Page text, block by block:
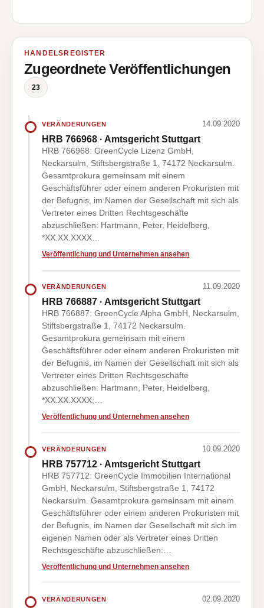
HANDELSREGISTER
Zugeordnete Veröffentlichungen
23
VERÄNDERUNGEN 14.09.2020
HRB 766968 · Amtsgericht Stuttgart
HRB 766968: GreenCycle Lizenz GmbH,
Neckarsulm, Stiftsbergstraße 1, 74172 Neckarsulm.
Gesamtprokura gemeinsam mit einem
Geschäftsführer oder einem anderen Prokuristen mit
der Befugnis, im Namen der Gesellschaft mit sich als
Vertreter eines Dritten Rechtsgeschäfte
abzuschließen: Hartmann, Peter, Heidelberg,
*XX.XX.XXXX…
Veröffentlichung und Unternehmen ansehen
VERÄNDERUNGEN 11.09.2020
HRB 766887 · Amtsgericht Stuttgart
HRB 766887: GreenCycle Alpha GmbH, Neckarsulm,
Stiftsbergstraße 1, 74172 Neckarsulm.
Gesamtprokura gemeinsam mit einem
Geschäftsführer oder einem anderen Prokuristen mit
der Befugnis, im Namen der Gesellschaft mit sich als
Vertreter eines Dritten Rechtsgeschäfte
abzuschließen: Hartmann, Peter, Heidelberg,
*XX.XX.XXXX;…
Veröffentlichung und Unternehmen ansehen
VERÄNDERUNGEN 10.09.2020
HRB 757712 · Amtsgericht Stuttgart
HRB 757712: GreenCycle Immobilien International
GmbH, Neckarsulm, Stiftsbergstraße 1, 74172
Neckarsulm. Gesamtprokura gemeinsam mit einem
Geschäftsführer oder einem anderen Prokuristen mit
der Befugnis, im Namen der Gesellschaft mit sich im
eigenen Namen oder als Vertreter eines Dritten
Rechtsgeschäfte abzuschließen:…
Veröffentlichung und Unternehmen ansehen
VERÄNDERUNGEN 02.09.2020